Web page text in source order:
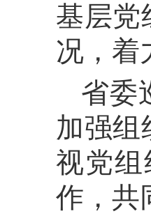
基层党
况，着
省委
加强组
视党
作，共